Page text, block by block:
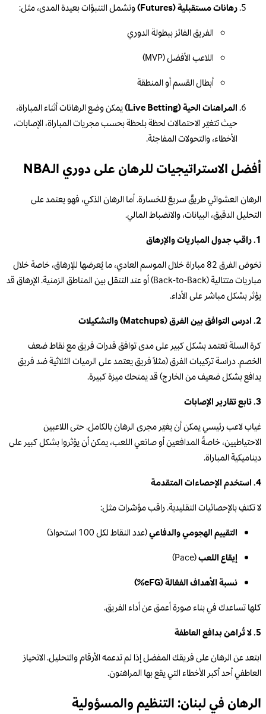
رهانات مستقبلية (Futures)
وتشمل التنبؤات بعيدة المدى، مثل:
الفريق الفائز ببطولة الدوري
اللاعب الأفضل (MVP)
أبطال القسم أو المنطقة
المراهنات الحية (Live Betting)
يمكن وضع الرهانات أثناء المباراة،
حيث تتغيّر الاحتمالات لحظة بلحظة بحسب مجريات المباراة، الإصابات،
الأخطاء، والتحولات المفاجئة.
أفضل الاستراتيجيات للرهان على دوري الـNBA
الرهان العشوائي طريقٌ سريعٌ للخسارة. أما الرهان الذكي، فهو يعتمد على
التحليل الدقيق، البيانات، والانضباط المالي.
1. راقب جدول المباريات والإرهاق
تخوض الفرق 82 مباراة خلال الموسم العادي، ما يُعرضها للإرهاق، خاصة خلال
مباريات متتالية (Back-to-Back) أو عند التنقل بين المناطق الزمنية. الإرهاق قد
يؤثر بشكل مباشر على الأداء.
2. ادرس التوافق بين الفرق (Matchups) والتشكيلات
كرة السلة تعتمد بشكل كبير على مدى توافق قدرات فريق مع نقاط ضعف
الخصم. دراسة تركيبات الفرق (مثلاً فريق يعتمد على الرميات الثلاثية ضد فريق
يدافع بشكل ضعيف من الخارج) قد يمنحك ميزة كبيرة.
3. تابع تقارير الإصابات
غياب لاعب رئيسي يمكن أن يغيّر مجرى الرهان بالكامل. حتى اللاعبين
الاحتياطيين، خاصةً المدافعين أو صانعي اللعب، يمكن أن يؤثروا بشكل كبير على
ديناميكية المباراة.
4. استخدم الإحصاءات المتقدمة
لا تكتفِ بالإحصائيات التقليدية. راقب مؤشرات مثل:
التقييم الهجومي والدفاعي(عدد النقاط لكل 100 استحواذ)
إيقاع اللعب(Pace)
نسبة الأهداف الفعّالة (eFG%)
كلها تساعدك في بناء صورة أعمق عن أداء الفريق.
5. لا تُراهن بدافع العاطفة
ابتعد عن الرهان على فريقك المفضل إذا لم تدعمه الأرقام والتحليل. الانحياز
العاطفي أحد أكبر الأخطاء التي يقع بها المراهنون.
الرهان في لبنان: التنظيم والمسؤولية